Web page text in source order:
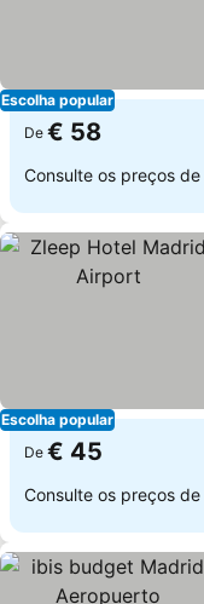
Escolha popular
De € 58
Consulte os preços de
Escolha popular
De € 45
Consulte os preços de